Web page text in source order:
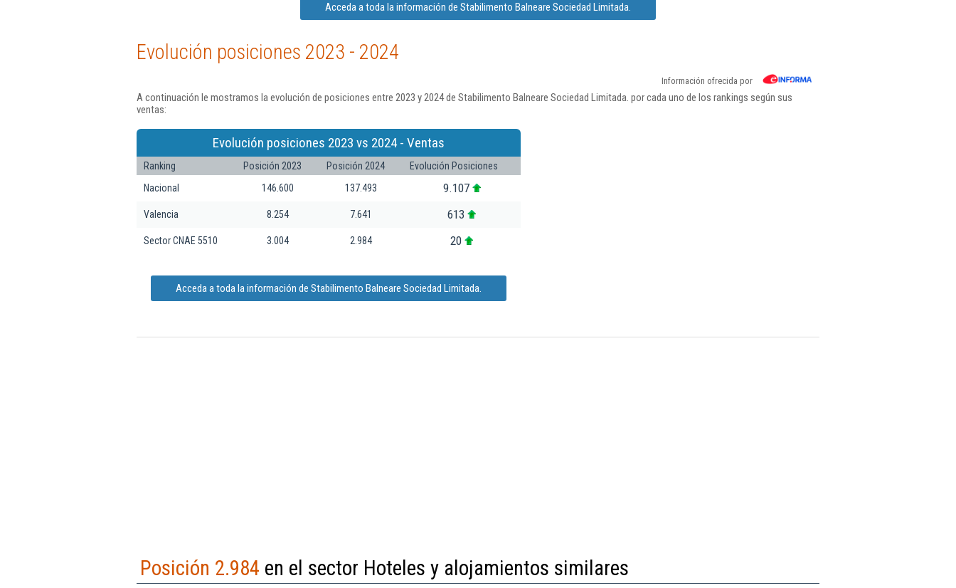
Acceda a toda la información de Stabilimento Balneare Sociedad Limitada.
Evolución posiciones 2023 - 2024
Información ofrecida por
A continuación le mostramos la evolución de posiciones entre 2023 y 2024 de Stabilimento Balneare Sociedad Limitada. por cada uno de los rankings según sus
ventas:
Evolución posiciones 2023 vs 2024 - Ventas
Ranking Posición 2023 Posición 2024
Evolución Posiciones
Nacional
146.600 137.493 9.107
Valencia 8.254 7.641 613
Sector CNAE 5510 3.004 2.984 20
Acceda a toda la información de Stabilimento Balneare Sociedad Limitada.
Posición 2.984 en el sector Hoteles y alojamientos similares